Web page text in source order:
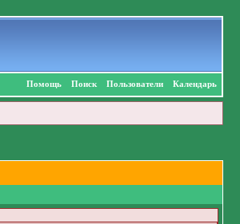
Помощь Поиск Пользователи Календарь